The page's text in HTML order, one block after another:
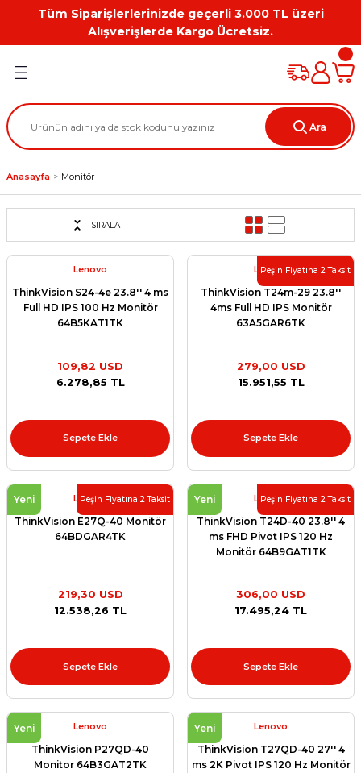
Tüm Siparişlerlerinizde geçerli 3.000 TL üzeri
Alışverişlerde Kargo Ücretsiz.
Geri Dön
Geri Dön
Geri Dön
Geri Dön
Geri Dön
Geri Dön
Kılıf
Workstation Aksesuarları
Grafik Kartı
Ara
Anasayfa Monitör
SIRALA
Lenovo
ThinkVision S24-4e 23.8'' 4 ms
Full HD IPS 100 Hz Monitör
64B5KAT1TK
109,82 USD
6.278,85 TL
Sepete Ekle
Peşin Fiyatına 2 Taksit
Lenovo
ThinkVision T24m-29 23.8''
4ms Full HD IPS Monitör
63A5GAR6TK
279,00 USD
15.951,55 TL
Sepete Ekle
Yeni Peşin Fiyatına 2 Taksit
Lenovo
ThinkVision E27Q-40 Monitör
64BDGAR4TK
219,30 USD
12.538,26 TL
Sepete Ekle
Yeni Peşin Fiyatına 2 Taksit
Lenovo
ThinkVision T24D-40 23.8'' 4
ms FHD Pivot IPS 120 Hz
Monitör 64B9GAT1TK
306,00 USD
17.495,24 TL
Sepete Ekle
Yeni Lenovo
ThinkVision P27QD-40
Monitor 64B3GAT2TK
Yeni Lenovo
ThinkVision T27QD-40 27'' 4
ms 2K Pivot IPS 120 Hz Monitör